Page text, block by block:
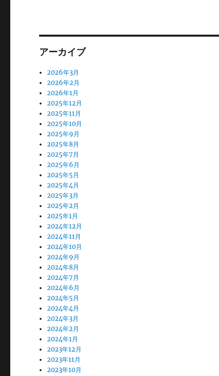
アーカイブ
2026年3月
2026年2月
2026年1月
2025年12月
2025年11月
2025年10月
2025年9月
2025年8月
2025年7月
2025年6月
2025年5月
2025年4月
2025年3月
2025年2月
2025年1月
2024年12月
2024年11月
2024年10月
2024年9月
2024年8月
2024年7月
2024年6月
2024年5月
2024年4月
2024年3月
2024年2月
2024年1月
2023年12月
2023年11月
2023年10月